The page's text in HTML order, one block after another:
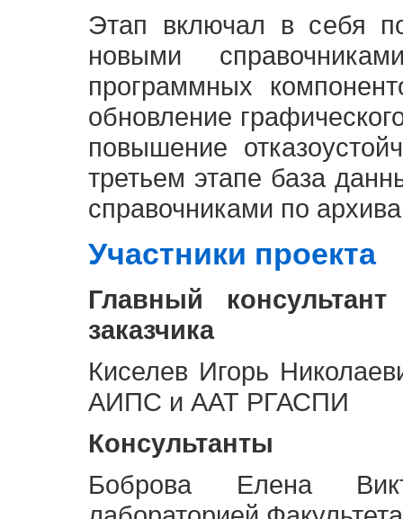
Этап включал в себя
новыми
программных
обновление
повышение
третьем этапе база
справочниками по
Участники проекта
Главный
заказчика
Киселев Игорь
АИПС и ААТ РГАСПИ
Консультанты
Боброва Елена